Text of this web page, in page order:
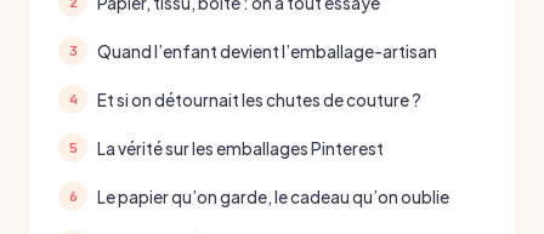
Quand l’enfant devient l’emballage-artisan
Et si on détournait les chutes de couture ?
La vérité sur les emballages Pinterest
Le papier qu’on garde, le cadeau qu’on oublie